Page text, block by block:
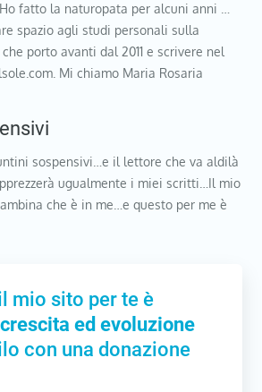
fatto la naturopata per alcuni anni …
spazio agli studi personali sulla
porto avanti dal 2011 e scrivere nel
Mi chiamo Maria Rosaria
sospensivi…e il lettore che va aldilà
ugualmente i miei scritti…Il mio
che è in me…e questo per me è
mio sito per te è
ed evoluzione
con una donazione